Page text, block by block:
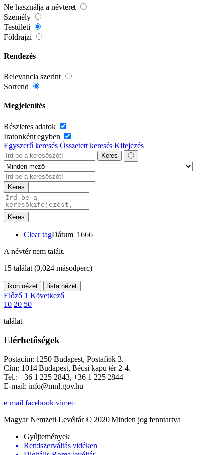
Ne használja a névteret
Személy
Testületi
Földrajzi
Rendezés
Relevancia szerint
Sorrend
Megjelenítés
Részletes adatok
Iratonként egyben
Egyszerű keresés Összetett keresés Kifejezés
Keres ⓘ
Keres
Keres
Clear tagDátum: 1666
A névtér nem talált.
15 találat (0,024 másodperc)
ikon nézet lista nézet
Előző 1 Következő
10 20 50
találat
Elérhetőségek
Postacím: 1250 Budapest, Postafiók 3.
Cím: 1014 Budapest, Bécsi kapu tér 2-4.
Tel.: +36 1 225 2843, +36 1 225 2844
E-mail: info@mnl.gov.hu
e-mail facebook vimeo
Magyar Nemzeti Levéltár © 2020 Minden jog fenntartva
Gyűjtemények
Rendszerváltás vidéken